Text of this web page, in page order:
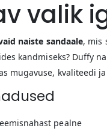
valik
naiste sandaale, mis
kandmiseks? Duffy
mugavuse, kvaliteedi
pealne